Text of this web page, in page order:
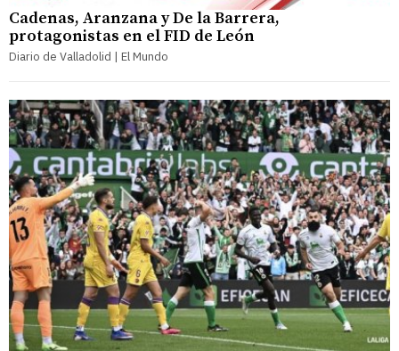
Cadenas, Aranzana y De la Barrera,
protagonistas en el FID de León
Diario de Valladolid | El Mundo